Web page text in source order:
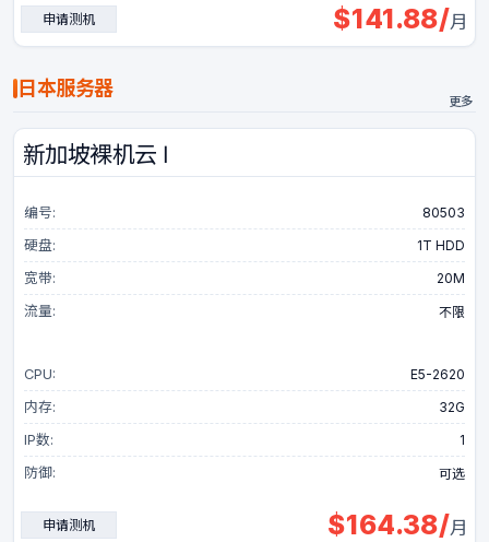
申请测机 $141.88/月
日本服务器
更多
新加坡裸机云 Ⅰ
编号:
80503
硬盘:
1T HDD
宽带:
20M
流量:
不限
CPU:
E5-2620
内存:
32G
IP数:
1
防御:
可选
申请测机 $164.38/月